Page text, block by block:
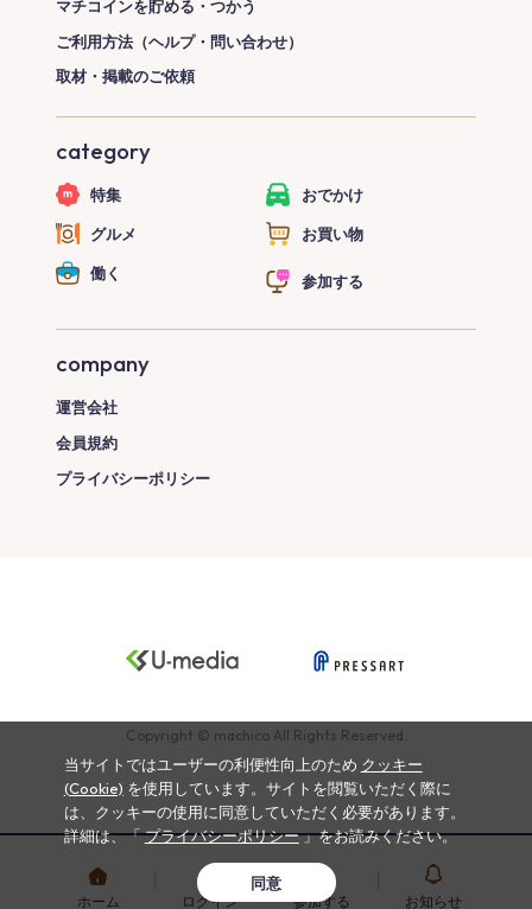
ホーム ログイン 参加する お知らせ
マチコインを貯める・つかう
ご利用方法（ヘルプ・問い合わせ）
取材・掲載のご依頼
category
特集 おでかけ
グルメ お買い物
働く 参加する
company
運営会社
会員規約
プライバシーポリシー
Copyright © machico All Rights Reserved.
当サイトではユーザーの利便性向上のため クッキー
(Cookie) を使用しています。サイトを閲覧いただく際に
は、クッキーの使用に同意していただく必要があります。
詳細は、「プライバシーポリシー」をお読みください。
同意